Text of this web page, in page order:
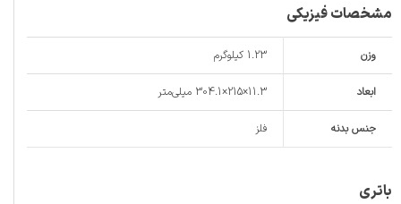
مشخصات فیزیکی
وزن 1.23 کیلوگرم
ابعاد 11.3×215×304.1 میلی‌‌متر
جنس بدنه فلز
باتری